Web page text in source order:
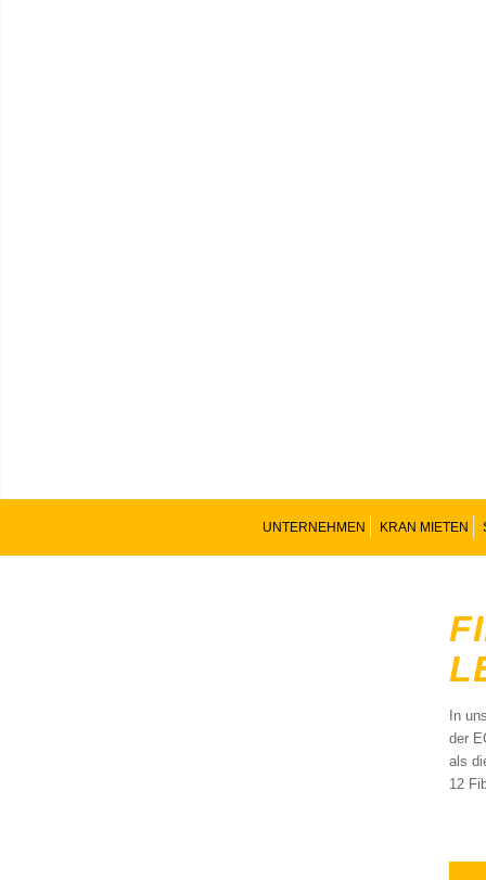
UNTERNEHMEN KRAN MIETEN
In
der
als
12